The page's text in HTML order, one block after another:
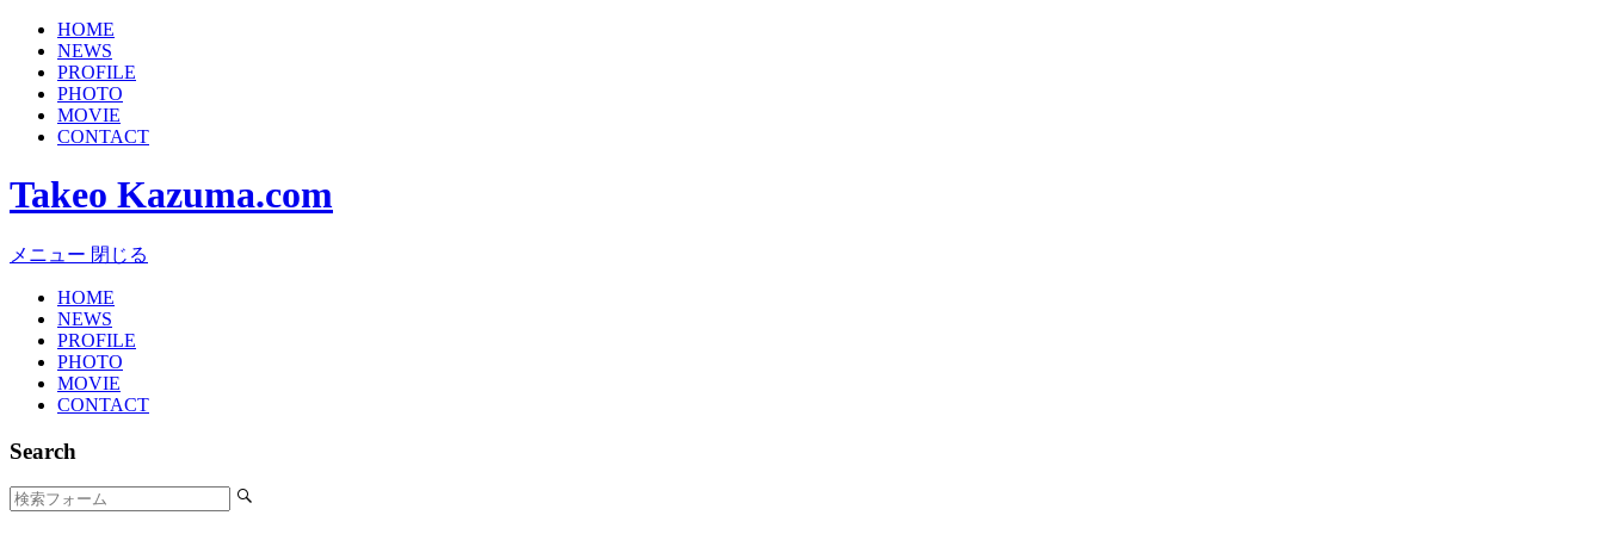
HOME
NEWS
PROFILE
PHOTO
MOVIE
CONTACT
Takeo Kazuma.com
メニュー 閉じる
HOME
NEWS
PROFILE
PHOTO
MOVIE
CONTACT
Search